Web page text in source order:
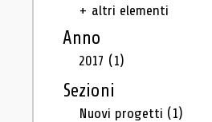
+ altri elementi
Anno
2017 (1)
Sezioni
Nuovi progetti (1)